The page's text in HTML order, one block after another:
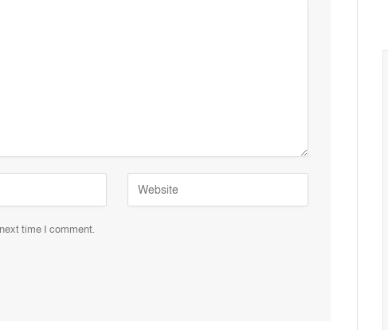
time I comment.